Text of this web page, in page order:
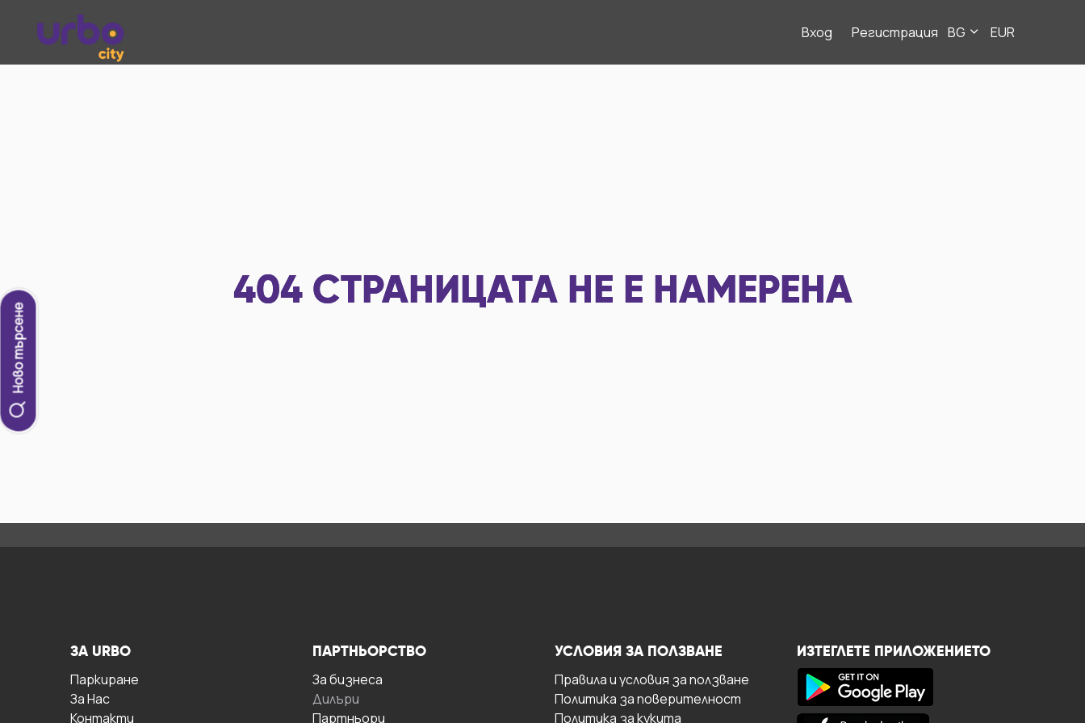
Вход Регистрация BG EUR
Ново търсене
404 СТРАНИЦАТА НЕ Е НАМЕРЕНА
ЗА URBO
Паркиране
За Hас
Контакти
ПАРТНЬОРСТВО
За бизнесa
Дилъри
Партньори
УСЛОВИЯ ЗА ПОЛЗВАНЕ
Правила и условия за ползване
Политика за поверителност
Политика за кукита
ИЗТЕГЛЕТЕ ПРИЛОЖЕНИЕТО